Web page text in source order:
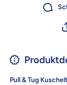
Pull & Tug